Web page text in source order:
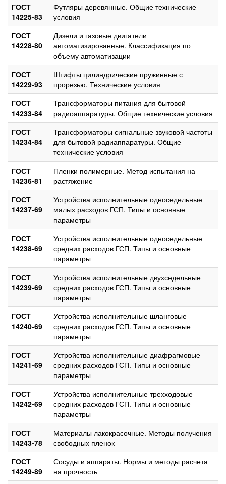
ГОСТ
14225-83
Футляры деревянные. Общие технические
условия
ГОСТ
14228-80
Дизели и газовые двигатели
автоматизированные. Классификация по
объему автоматизации
ГОСТ
14229-93
Штифты цилиндрические пружинные с
прорезью. Технические условия
ГОСТ
14233-84
Трансформаторы питания для бытовой
радиоаппаратуры. Общие технические условия
ГОСТ
14234-84
Трансформаторы сигнальные звуковой частоты
для бытовой радиаппаратуры. Общие
технические условия
ГОСТ
14236-81
Пленки полимерные. Метод испытания на
растяжение
ГОСТ
14237-69
Устройства исполнительные односедельные
малых расходов ГСП. Типы и основные
параметры
ГОСТ
14238-69
Устройства исполнительные односедельные
средних расходов ГСП. Типы и основные
параметры
ГОСТ
14239-69
Устройства исполнительные двухседельные
средних расходов ГСП. Типы и основные
параметры
ГОСТ
14240-69
Устройства исполнительные шланговые
средних расходов ГСП. Типы и основные
параметры
ГОСТ
14241-69
Устройства исполнительные диафрагмовые
средних расходов ГСП. Типы и основные
параметры
ГОСТ
14242-69
Устройства исполнительные трехходовые
средних расходов ГСП. Типы и основные
параметры
ГОСТ
14243-78
Материалы лакокрасочные. Методы получения
свободных пленок
ГОСТ
14249-89
Сосуды и аппараты. Нормы и методы расчета
на прочность